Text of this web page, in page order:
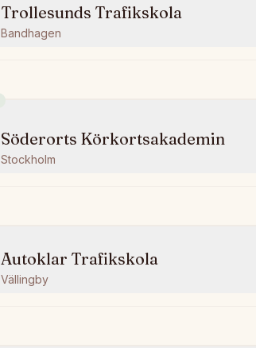
Trollesunds Trafikskola
Bandhagen
Söderorts Körkortsakademin
Stockholm
Autoklar Trafikskola
Vällingby